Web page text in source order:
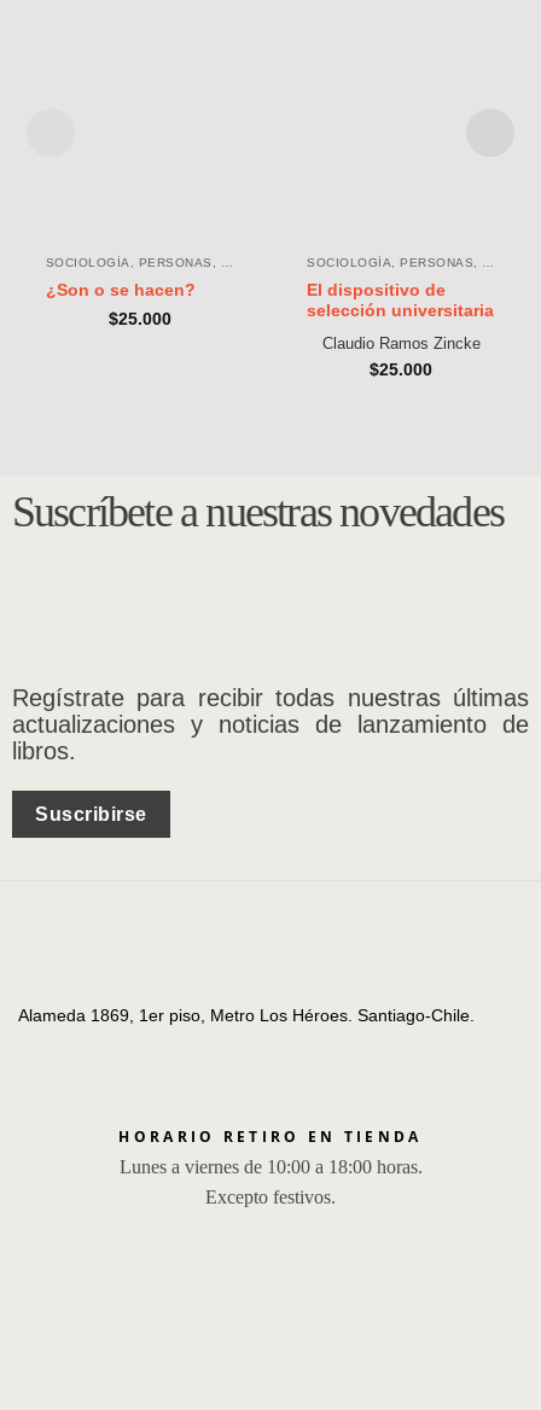
SOCIOLOGÍA, PERSONAS, ORGANIZACIONES, SOCIEDAD
¿Son o se hacen?
$25.000
El dispositivo de
selección universitaria
Claudio Ramos Zincke
$25.000
Suscríbete a nuestras novedades
Regístrate para recibir todas nuestras últimas
actualizaciones y noticias de lanzamiento de
libros.
Suscribirse
Alameda 1869, 1er piso, Metro Los Héroes. Santiago-Chile.
HORARIO RETIRO EN TIENDA
Lunes a viernes de 10:00 a 18:00 horas.
Excepto festivos.